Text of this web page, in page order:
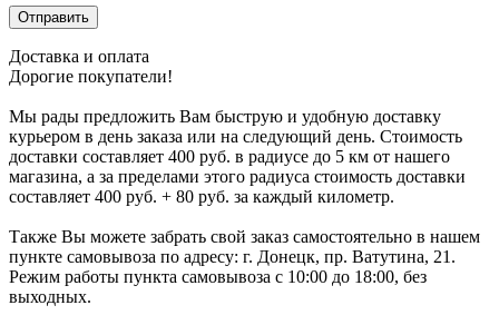
Доставка и оплата
Дорогие покупатели!
Мы рады предложить Вам быструю и удобную доставку
курьером в день заказа или на следующий день. Стоимость
доставки составляет 400 руб. в радиусе до 5 км от нашего
магазина, а за пределами этого радиуса стоимость доставки
составляет 400 руб. + 80 руб. за каждый километр.
Также Вы можете забрать свой заказ самостоятельно в нашем
пункте самовывоза по адресу: г. Донецк, пр. Ватутина, 21.
Режим работы пункта самовывоза с 10:00 до 18:00, без
выходных.